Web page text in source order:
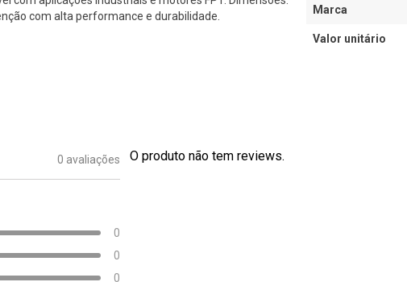
com alta performance e durabilidade.
Marca
Valor unitário
0 avaliações
0
0
0
O produto não tem reviews.